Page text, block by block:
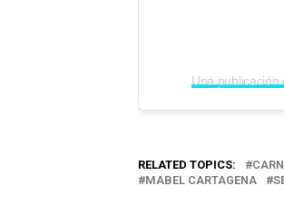
RELATED TOPICS:
MABEL CARTAGENA